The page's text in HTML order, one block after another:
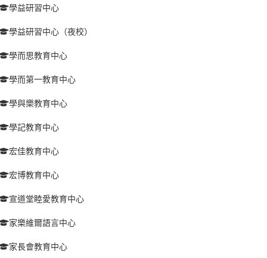
學益研習中心
學益研習中心（夜校）
學而思教育中心
學而第一教育中心
學與樂教育中心
學記教育中心
宏佳教育中心
宏博教育中心
宣道堂睦愛教育中心
家樂維爾語言中心
家長會教育中心